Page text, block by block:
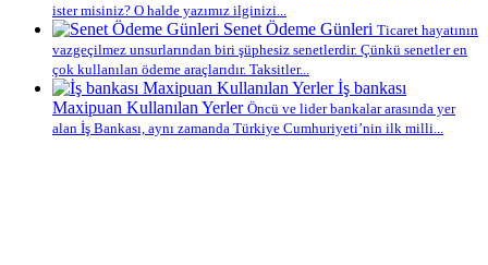
ister misiniz? O halde yazımız ilginizi...
Senet Ödeme Günleri Ticaret hayatının
vazgeçilmez unsurlarından biri şüphesiz senetlerdir. Çünkü senetler en
çok kullanılan ödeme araçlarıdır. Taksitler...
İş bankası
Maxipuan Kullanılan Yerler Öncü ve lider bankalar arasında yer
alan İş Bankası, aynı zamanda Türkiye Cumhuriyeti’nin ilk milli...